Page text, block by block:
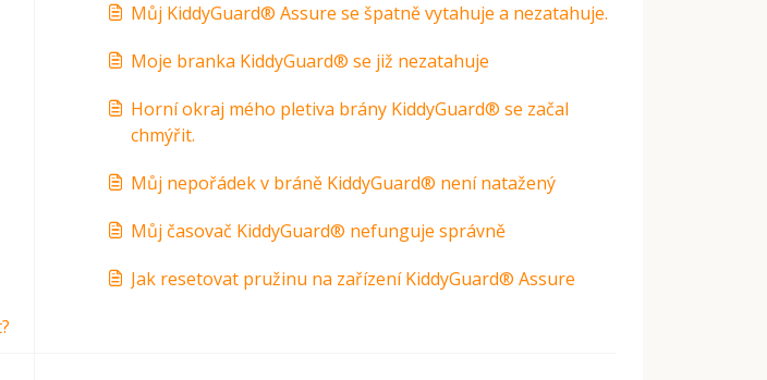
Můj KiddyGuard® Assure se špatně vytahuje a nezatahuje.
Moje branka KiddyGuard® se již nezatahuje
Horní okraj mého pletiva brány KiddyGuard® se začal
chmýřit.
Můj nepořádek v bráně KiddyGuard® není natažený
Můj časovač KiddyGuard® nefunguje správně
Jak resetovat pružinu na zařízení KiddyGuard® Assure